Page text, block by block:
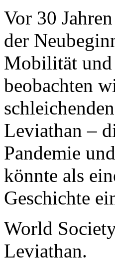
Vor 30
der
Mobilität und
beobachten
Leviathan –
Pandemie
könnte als
Geschichte
World
Leviathan.